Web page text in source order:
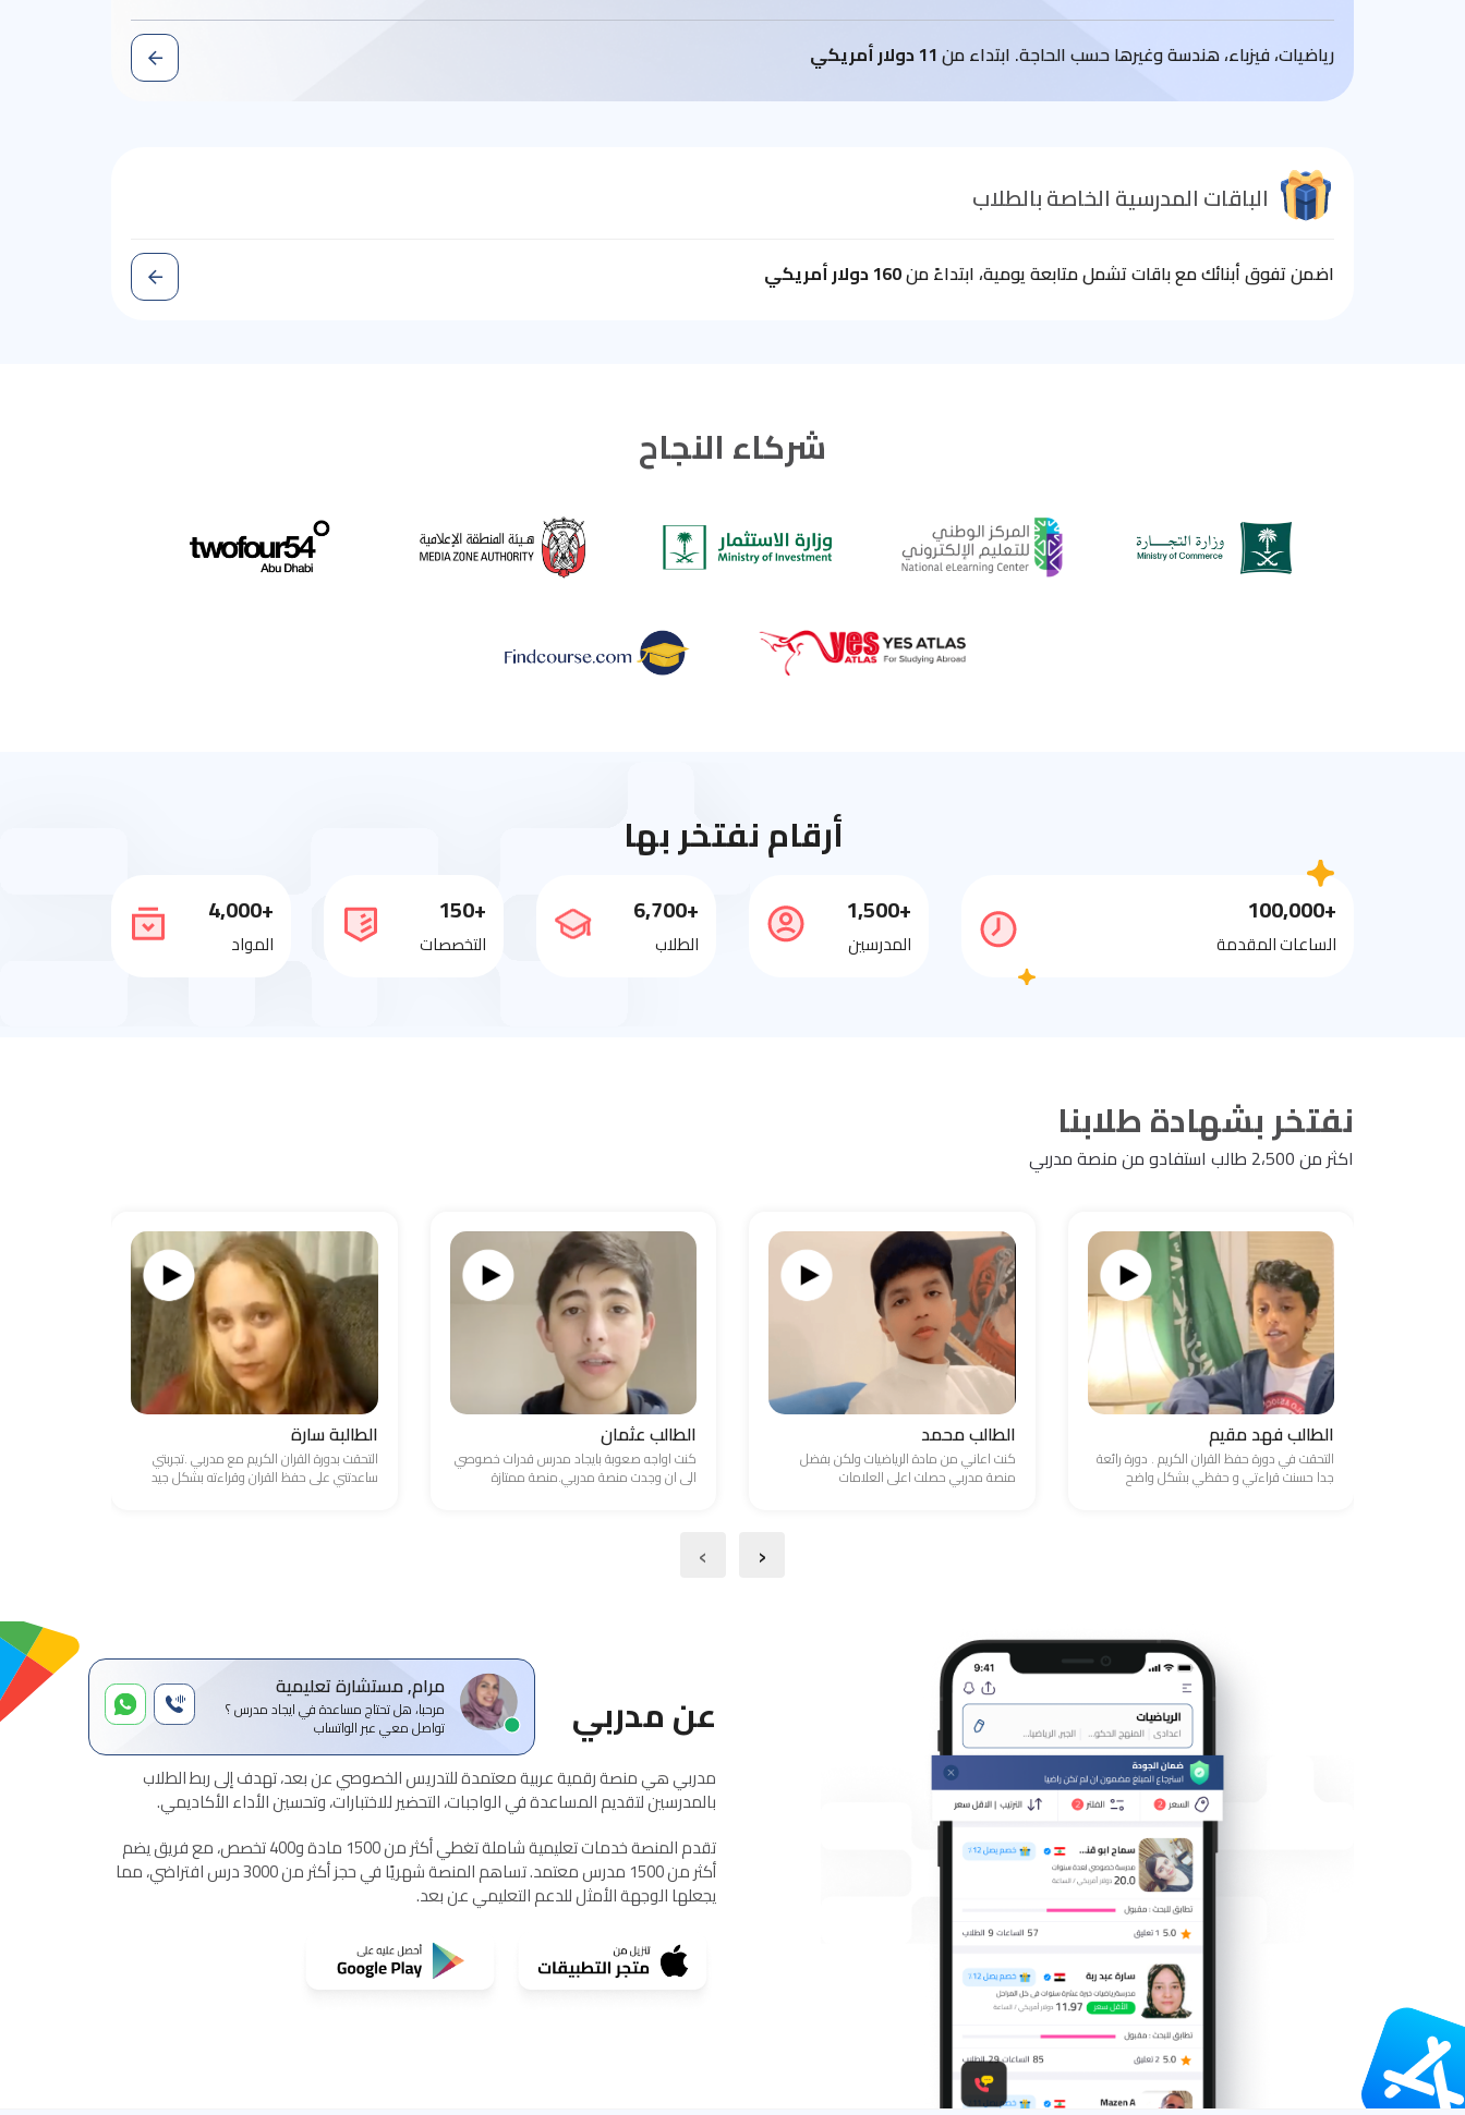
مرام, مستشارة تعليمية
مرحبا، هل تحتاج مساعدة في ايجاد مدرس ؟
تواصل معي عبر الواتساب
رياضيات، فيزباء، هندسة وغيرها حسب الحاجة. ابتداء من11 دولار أمريكي
الباقات المدرسية الخاصة بالطلاب
اضمن تفوق أبنائك مع باقات تشمل متابعة يومية، ابتداءً من160 دولار أمريكي
شركاء النجاح
أرقام نفتخر بها
+100,000
الساعات المقدمة
+1,500
المدرسين
+6,700
الطلاب
+150
التخصصات
+4,000
المواد
نفتخر بشهادة طلابنا
اكثر من 2،500 طالب استفادو من منصة مدربي
الطالب فهد مقيم
التحقت في دورة حفظ القران الكريم . دورة رائعة
جدا حسنت قراءتي و حفظي بشكل واضح
الطالب محمد
كنت اعاني من مادة الرياضيات ولكن بفضل
منصة مدربي حصلت اعلى العلامات
الطالب عثمان
كنت اواجه صعوبة بايجاد مدرس قدرات خصوصي
الى ان وجدت منصة مدربي.منصة ممتازة
الطالبة سارة
التحقت بدورة القران الكريم مع مدربي .تجربتي
ساعدتني على حفظ القران وقراءته بشكل جيد
‹
›
عن مدربي
مدربي هي منصة رقمية عربية معتمدة للتدريس الخصوصي عن بعد، تهدف إلى ربط الطلاب
بالمدرسين لتقديم المساعدة في الواجبات، التحضير للاختبارات، وتحسين الأداء الأكاديمي.
تقدم المنصة خدمات تعليمية شاملة تغطي أكثر من 1500 مادة و400 تخصص، مع فريق يضم
أكثر من 1500 مدرس معتمد. تساهم المنصة شهريًا في حجز أكثر من 3000 درس افتراضي، مما
يجعلها الوجهة الأمثل للدعم التعليمي عن بعد.